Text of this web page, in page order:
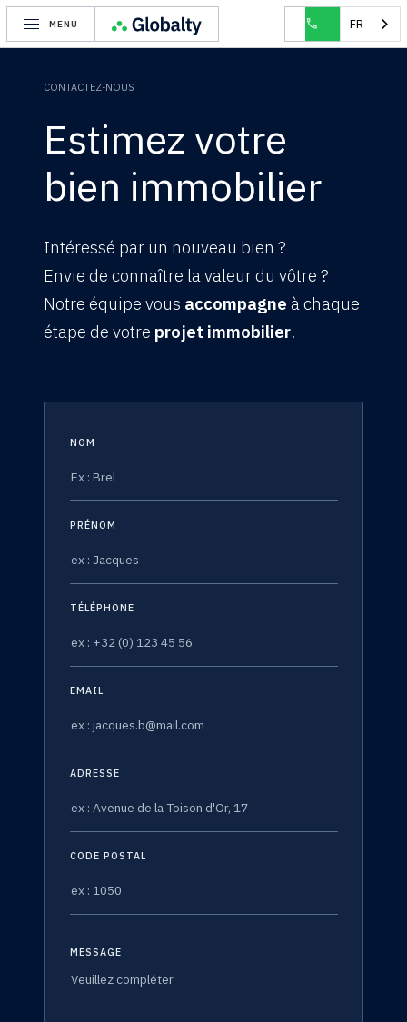
MENU FR
CONTACTEZ-NOUS
Estimez votre
bien immobilier
Intéressé par un nouveau bien ?
Envie de connaître la valeur du vôtre ?
Notre équipe vous accompagne à chaque
étape de votre projet immobilier.
NOM
PRÉNOM
TÉLÉPHONE
EMAIL
ADRESSE
CODE POSTAL
MESSAGE